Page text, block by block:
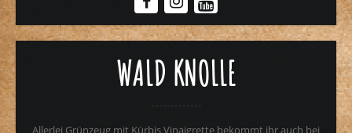
WALD KNOLLE
Allerlei Grünzeug mit Kürbis Vinaigrette bekommt ihr auch bei